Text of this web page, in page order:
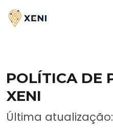
POLÍTICA DE
XENI
Última